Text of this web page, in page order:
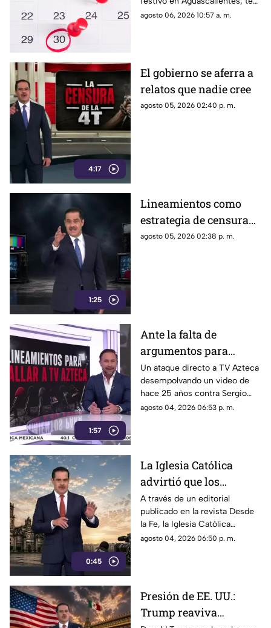
Aguascalientes
contamos la fecha oficial para
agosto 06, 2026 10:57 a. m.
4:17
El gobierno se aferra a
relatos que nadie cree
agosto 05, 2026 02:40 p. m.
1:25
Lineamientos como
estrategia de censura
contra los ciudadanos
agosto 05, 2026 02:38 p. m.
1:57
Ante la falta de
argumentos para
justificar lineamientos
diseñados para
censurar, el Gobierno
recurrió a la
Un ataque directo a TV Azteca
desempolvando un video de
hace 25 años contra Sergio
Sarmiento. No es una disputa
agosto 04, 2026 06:53 p. m.
0:45
La Iglesia Católica
advirtió que los
lineamientos para la
defensa de las
audiencias podrían
convertirse en un
A través de un editorial
publicado en la revista Desde
la Fe, la Iglesia Católica
advirtió que los lineamientos
agosto 04, 2026 06:50 p. m.
Presión de EE. UU.:
Trump reaviva